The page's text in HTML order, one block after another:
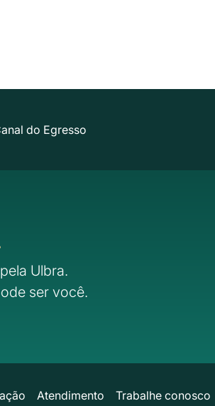
do Egresso
Ulbra.
ser você.
Atendimento Trabalhe conosco